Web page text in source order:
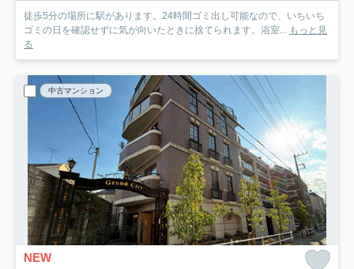
徒歩5分の場所に駅があります。24時間ゴミ出し可能なので、いちいち
ゴミの日を確認せずに気が向いたときに捨てられます。浴室... もっと見
る
中古マンション
NEW